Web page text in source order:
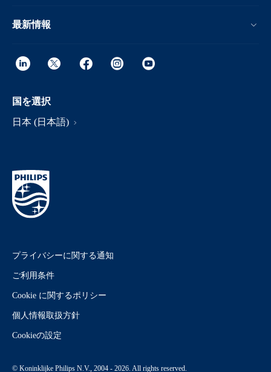
最新情報
国を選択
日本 (日本語)
プライバシーに関する通知
ご利用条件
Cookie に関するポリシー
個人情報取扱方針
Cookieの設定
© Koninklijke Philips N.V., 2004 - 2026. All rights reserved.